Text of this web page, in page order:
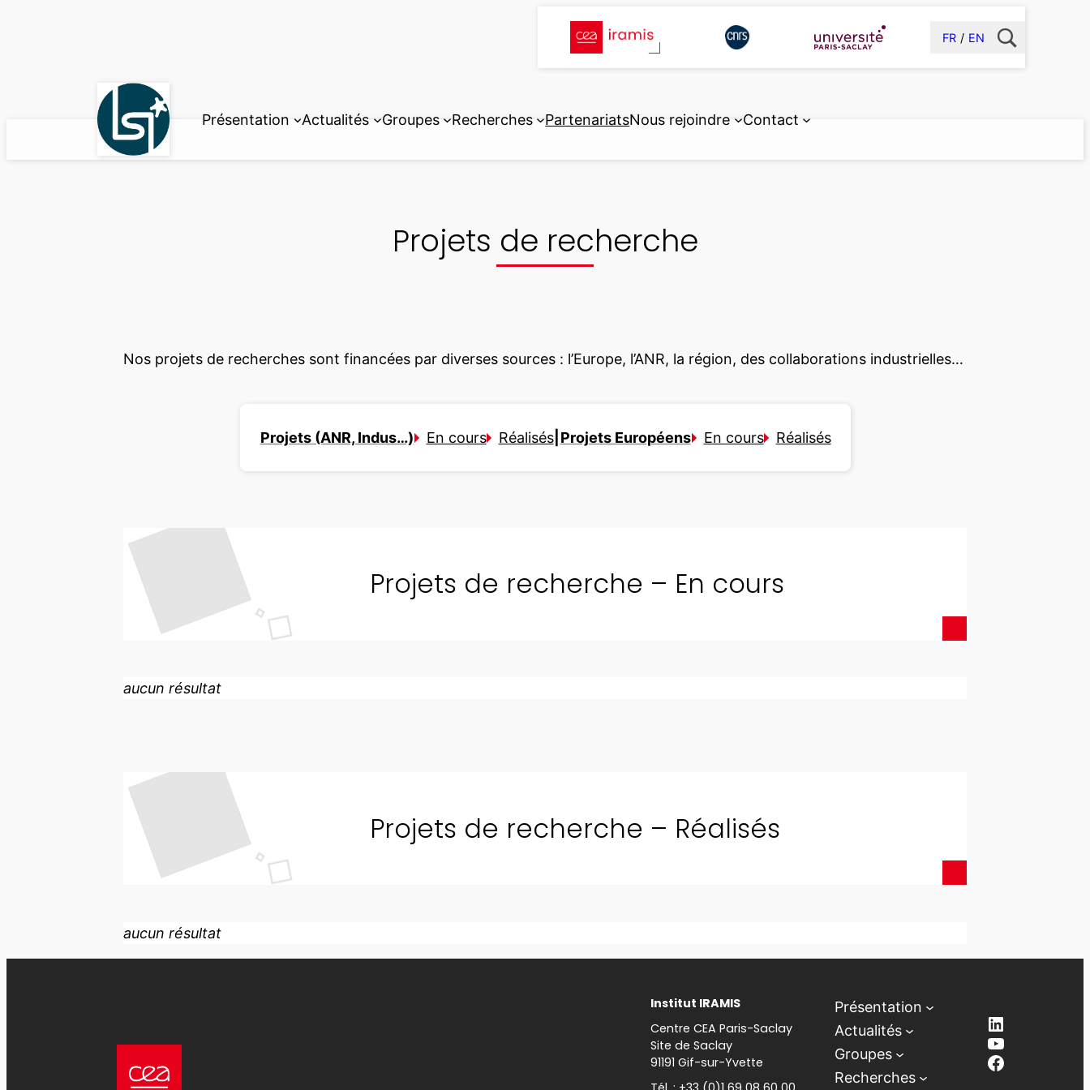
FR EN
Présentation Actualités Groupes Recherches PartenariatsNous rejoindre Contact
Projets de recherche
Nos projets de recherches sont financées par diverses sources : l’Europe, l’ANR, la région, des collaborations industrielles…
Projets (ANR, Indus…) En cours Réalisés| Projets Européens En cours Réalisés
Projets de recherche – En cours
aucun résultat
Projets de recherche – Réalisés
aucun résultat
Institut IRAMIS
Centre CEA Paris-Saclay
Site de Saclay
91191 Gif-sur-Yvette
Présentation
Actualités
Groupes
Recherches
LinkedIn
YouTube
Facebook